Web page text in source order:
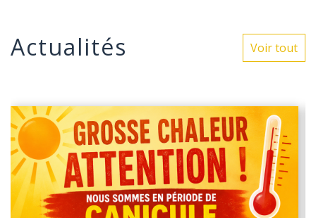
Actualités Voir tout